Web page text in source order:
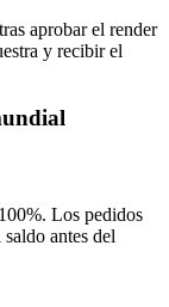
aprobar el render
y recibir el
Los pedidos
antes del